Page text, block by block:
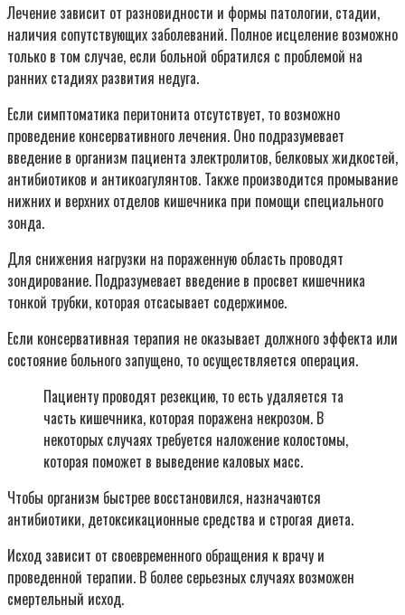
Лечение зависит от разновидности и формы патологии, стадии,
наличия сопутствующих заболеваний. Полное исцеление возможно
только в том случае, если больной обратился с проблемой на
ранних стадиях развития недуга.
Если симптоматика перитонита отсутствует, то возможно
проведение консервативного лечения. Оно подразумевает
введение в организм пациента электролитов, белковых жидкостей,
антибиотиков и антикоагулянтов. Также производится промывание
нижних и верхних отделов кишечника при помощи специального
зонда.
Для снижения нагрузки на пораженную область проводят
зондирование. Подразумевает введение в просвет кишечника
тонкой трубки, которая отсасывает содержимое.
Если консервативная терапия не оказывает должного эффекта или
состояние больного запущено, то осуществляется операция.
Пациенту проводят резекцию, то есть удаляется та
часть кишечника, которая поражена некрозом. В
некоторых случаях требуется наложение колостомы,
которая поможет в выведение каловых масс.
Чтобы организм быстрее восстановился, назначаются
антибиотики, детоксикационные средства и строгая диета.
Исход зависит от своевременного обращения к врачу и
проведенной терапии. В более серьезных случаях возможен
смертельный исход.